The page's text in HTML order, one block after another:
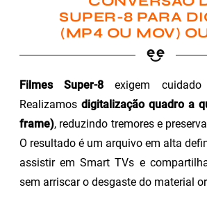
SUPER-8 PARA
(MP4 OU MOV)
Filmes Super-8 exigem cuidado
Realizamos digitalização quadro a
frame), reduzindo tremores e
O resultado é um arquivo em alta
assistir em Smart TVs e
sem arriscar o desgaste do material